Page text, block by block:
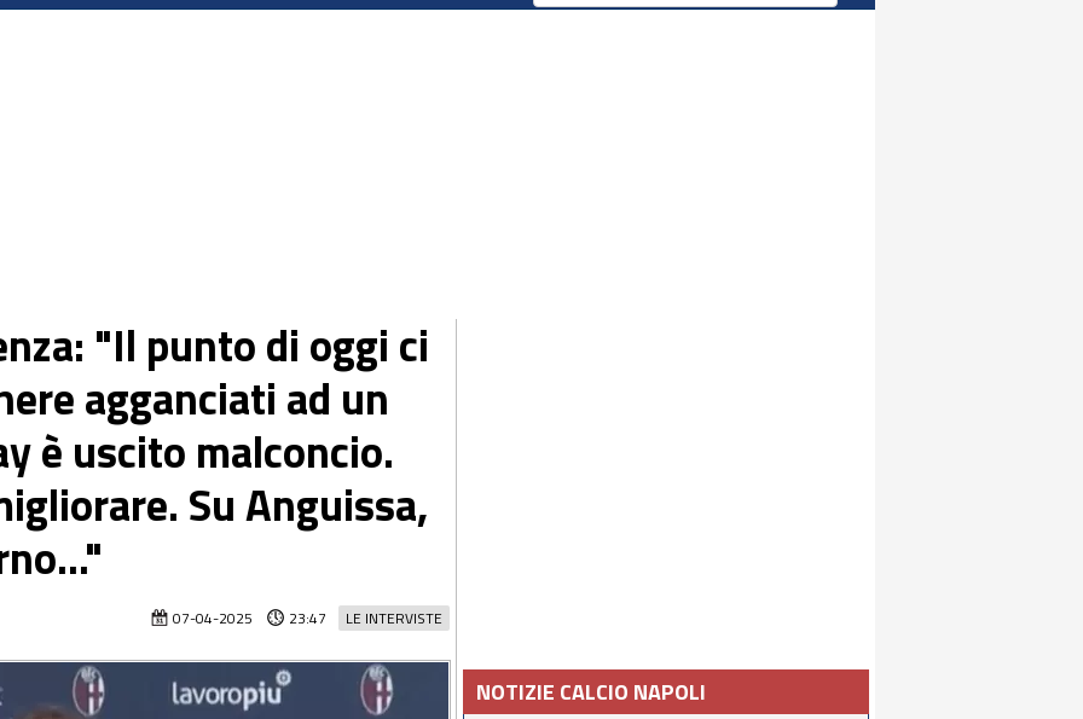
"Il punto di oggi ci
agganciati ad un
è uscito malconcio.
Su Anguissa,
LE INTERVISTE
07-04-2025 23:47
NOTIZIE CALCIO NAPOLI